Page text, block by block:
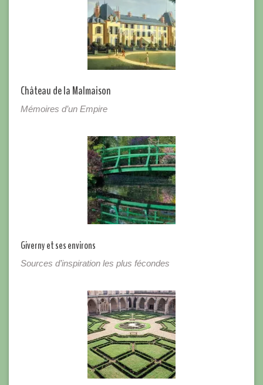
Château de la Malmaison
Mémoires d’un Empire
Giverny et ses environs
Sources d’inspiration les plus fécondes